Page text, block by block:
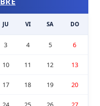
JU VI SA DO
3 4 5 6
10 11 12 13
17 18 19 20